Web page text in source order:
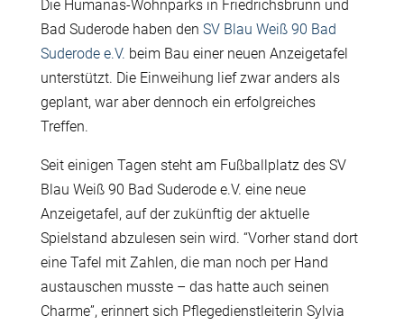
Die Humanas-Wohnparks in Friedrichsbrunn und
Bad Suderode haben den SV Blau Weiß 90 Bad
Suderode e.V. beim Bau einer neuen Anzeigetafel
unterstützt. Die Einweihung lief zwar anders als
geplant, war aber dennoch ein erfolgreiches
Treffen.
Seit einigen Tagen steht am Fußballplatz des SV
Blau Weiß 90 Bad Suderode e.V. eine neue
Anzeigetafel, auf der zukünftig der aktuelle
Spielstand abzulesen sein wird. “Vorher stand dort
eine Tafel mit Zahlen, die man noch per Hand
austauschen musste – das hatte auch seinen
Charme”, erinnert sich Pflegedienstleiterin Sylvia